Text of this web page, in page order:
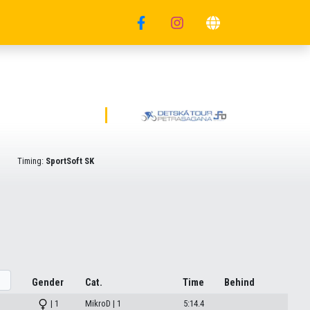
Timing: SportSoft SK
Gender Cat. Time Behind
| 1 MikroD | 1 5:14.4